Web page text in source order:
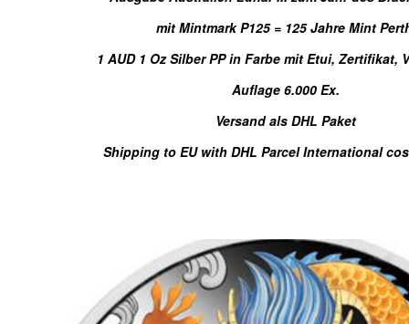
mit Mintmark P125 = 125 Jahre Mint
1 AUD 1 Oz Silber PP in Farbe mit Etui, Zertifikat,
Auflage 6.000 Ex.
Versand als DHL Paket
Shipping to EU with DHL Parcel International